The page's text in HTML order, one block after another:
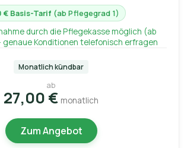
€ Basis-Tarif (ab Pflegegrad 1)
durch die Pflegekasse möglich (ab
genaue Konditionen telefonisch erfragen
Monatlich kündbar
ab
27,00 € monatlich
Zum Angebot